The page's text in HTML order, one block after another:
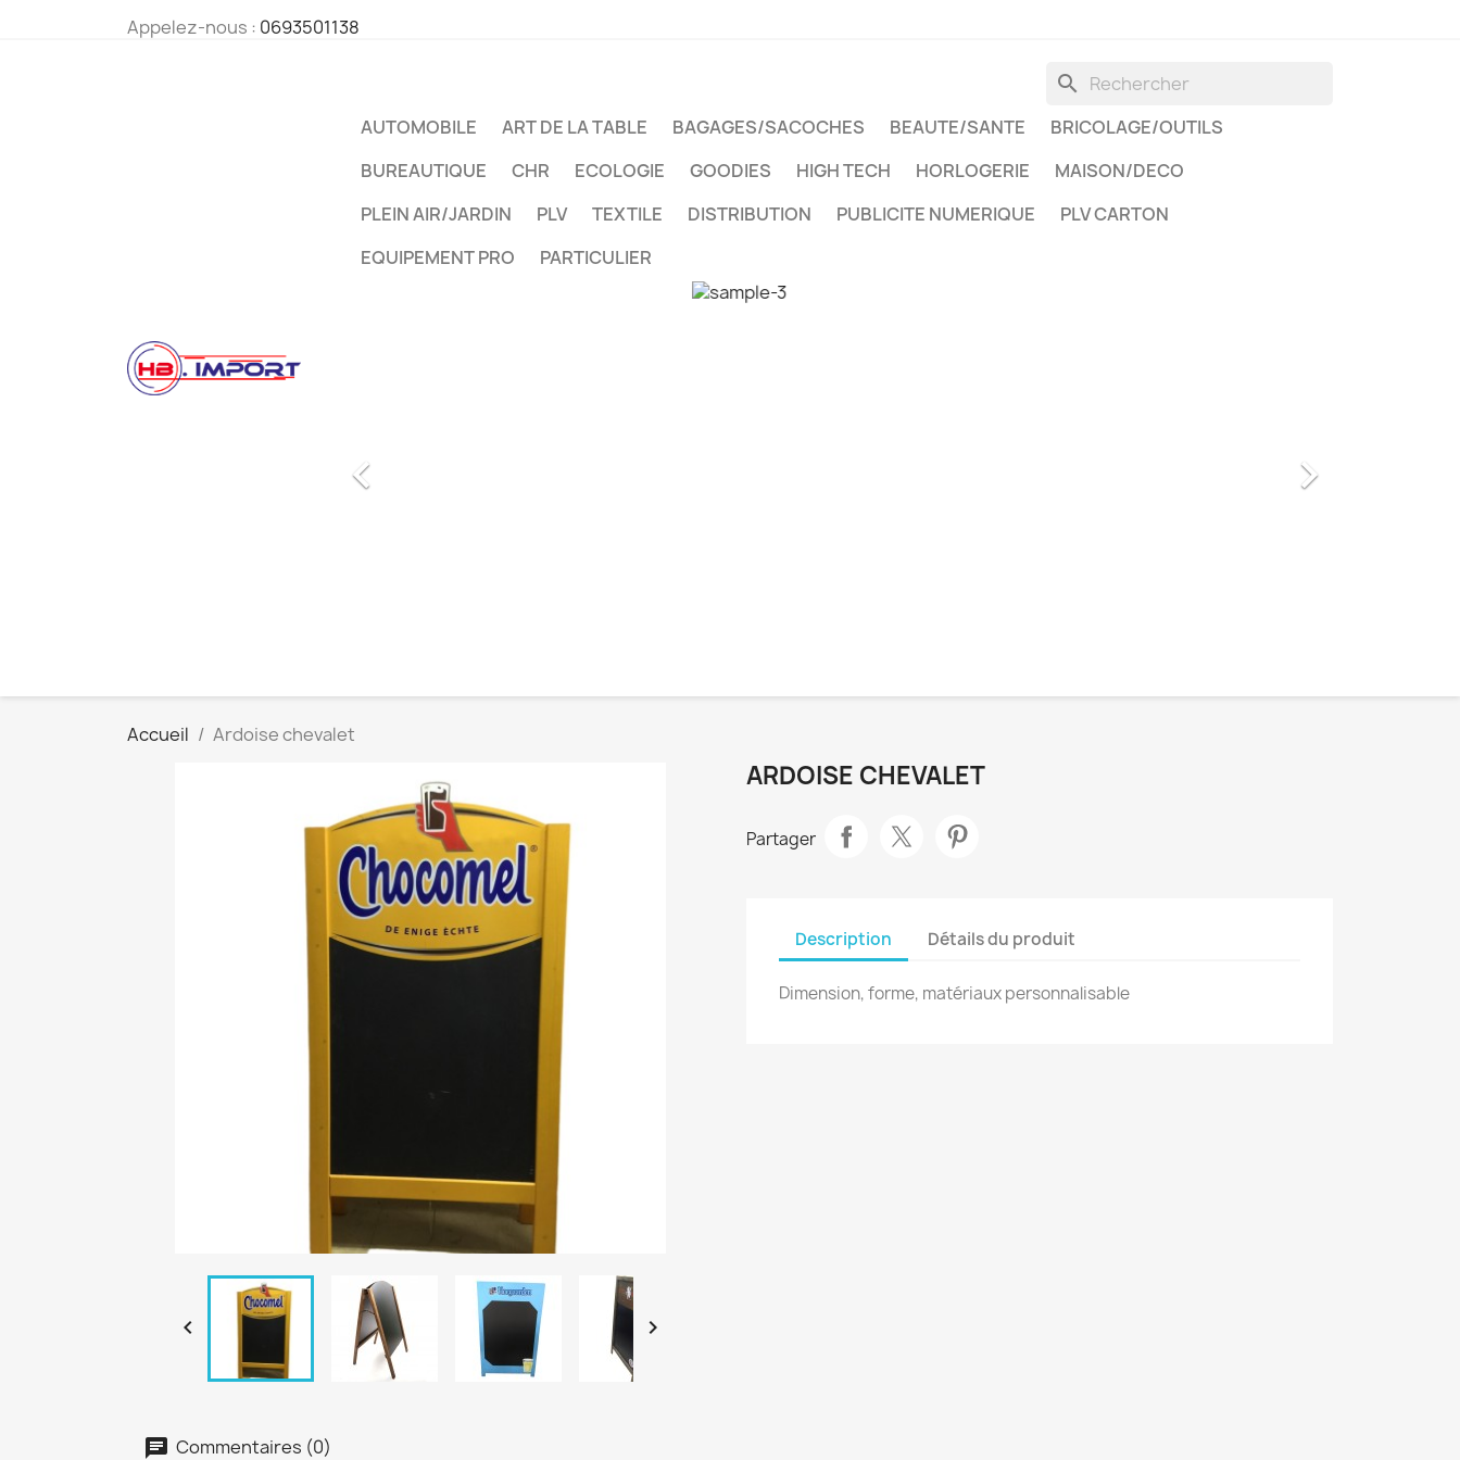
Appelez-nous : 0693501138
search
AUTOMOBILE ART DE LA TABLE BAGAGES/SACOCHES BEAUTE/SANTE
BRICOLAGE/OUTILS
BUREAUTIQUE
CHR ECOLOGIE GOODIES HIGH TECH HORLOGERIE
MAISON/DECO
PLEIN AIR/JARDIN
PLV TEXTILE DISTRIBUTION PUBLICITE NUMERIQUE
PLV CARTON
EQUIPEMENT PRO
PARTICULIER
 
Accueil Ardoise chevalet
 
ARDOISE CHEVALET
Partager
Description Détails du produit
Dimension, forme, matériaux personnalisable
Commentaires (0)